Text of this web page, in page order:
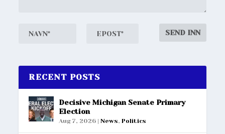
RECENT POSTS
Decisive Michigan Senate Primary
Election
Aug 7, 2026 |News,Politics